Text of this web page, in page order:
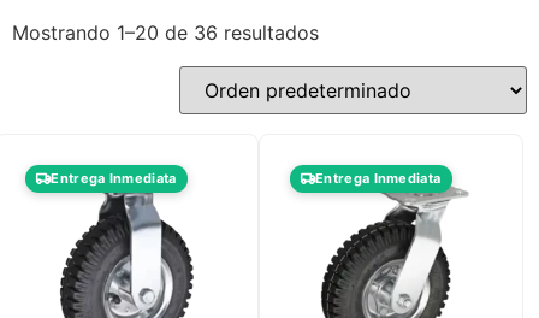
Mostrando 1–20 de 36 resultados
Entrega Inmediata Entrega Inmediata